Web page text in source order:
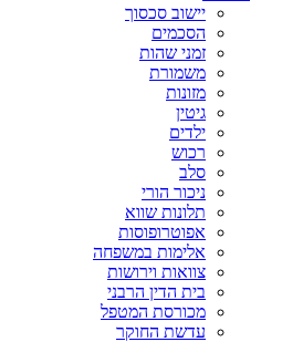
יישוב סכסוך
הסכמים
זמני שהות
משמורת
מזונות
גיטין
ילדים
רכוש
סלב
ניכור הורי
תלונות שווא
אפוטרופוסות
אלימות במשפחה
צוואות וירושות
בית הדין הרבני
מכורסת המטפל
עדשת החוקר